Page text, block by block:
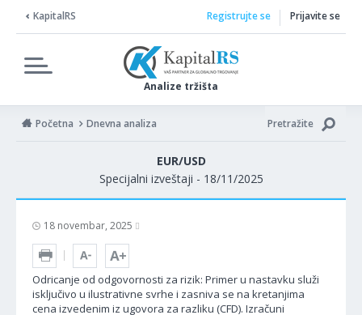
KapitalRS
Analize tržišta
Registrujte se Prijavite se
Početna Dnevna analiza Pretražite
EUR/USD
Specijalni izveštaji - 18/11/2025
18 novembar, 2025
Odricanje od odgovornosti za rizik: Primer u nastavku služi
isključivo u ilustrativne svrhe i zasniva se na kretanjima
cena izvedenim iz ugovora za razliku (CFD). Izračuni